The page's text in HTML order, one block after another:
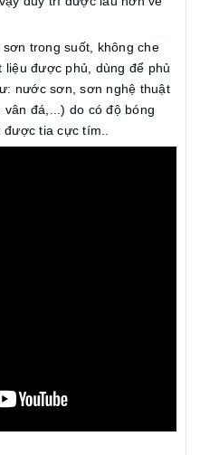
sơn trong suốt, không che
liệu được phủ, dùng để phủ
nước sơn, sơn nghệ thuật
đá,...) do có độ bóng
tia cực tím..